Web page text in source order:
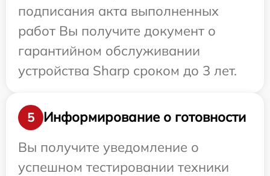
подписания акта выполненных
работ Вы получите документ о
гарантийном обслуживании
устройства Sharp сроком до 3 лет.
5
Информирование о готовности
Вы получите уведомление о
успешном тестировании техники